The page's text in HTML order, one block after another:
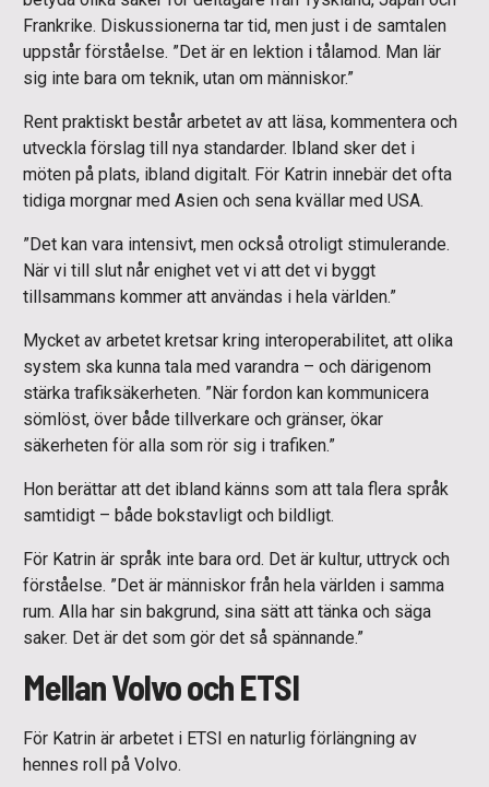
Frankrike. Diskussionerna tar tid, men just i de samtalen
uppstår förståelse. ”Det är en lektion i tålamod. Man lär
sig inte bara om teknik, utan om människor.”
Rent praktiskt består arbetet av att läsa, kommentera och
utveckla förslag till nya standarder. Ibland sker det i
möten på plats, ibland digitalt. För Katrin innebär det ofta
tidiga morgnar med Asien och sena kvällar med USA.
”Det kan vara intensivt, men också otroligt stimulerande.
När vi till slut når enighet vet vi att det vi byggt
tillsammans kommer att användas i hela världen.”
Mycket av arbetet kretsar kring interoperabilitet, att olika
system ska kunna tala med varandra – och därigenom
stärka trafiksäkerheten. ”När fordon kan kommunicera
sömlöst, över både tillverkare och gränser, ökar
säkerheten för alla som rör sig i trafiken.”
Hon berättar att det ibland känns som att tala flera språk
samtidigt – både bokstavligt och bildligt.
För Katrin är språk inte bara ord. Det är kultur, uttryck och
förståelse. ”Det är människor från hela världen i samma
rum. Alla har sin bakgrund, sina sätt att tänka och säga
saker. Det är det som gör det så spännande.”
Mellan Volvo och ETSI
För Katrin är arbetet i ETSI en naturlig förlängning av
hennes roll på Volvo.